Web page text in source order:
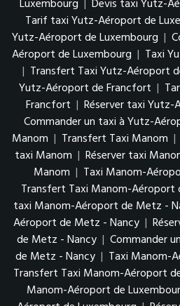
Luxembourg | Devis taxi Yutz-
Tarif taxi Yutz-Aéroport de
Yutz-Aéroport de Luxembourg |
Aéroport de Luxembourg | Taxi
| Transfert Taxi Yutz-Aéroport
Yutz-Aéroport de Francfort |
Francfort | Réserver taxi
Commander un taxi à Yutz-
Manom | Transfert Taxi Manom |
taxi Manom | Réserver taxi
Manom | Taxi Manom-
Transfert Taxi Manom-Aéroport
taxi Manom-Aéroport de Metz -
Aéroport de Metz - Nancy |
de Metz - Nancy | Commander
de Metz - Nancy | Taxi Manom-
Transfert Taxi Manom-Aéroport
Manom-Aéroport de